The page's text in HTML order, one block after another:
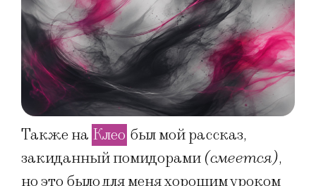
Также на Клео был мой рассказ,
закиданный помидорами (смеется),
но это было для меня хорошим уроком